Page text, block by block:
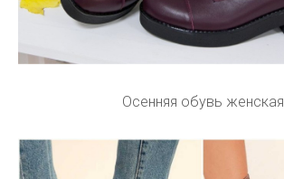
Осенняя обувь женская